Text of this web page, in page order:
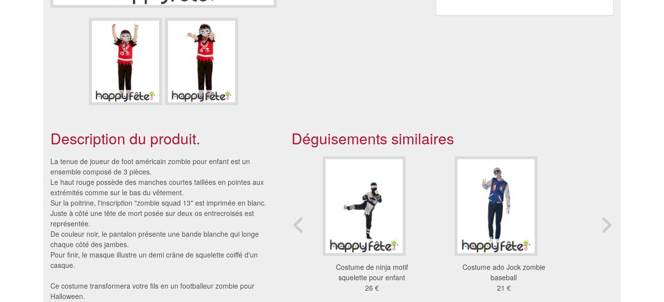
Description du produit.
La tenue de joueur de foot américain zombie pour enfant est un
ensemble composé de 3 pièces.
Le haut rouge possède des manches courtes taillées en pointes aux
extrémités comme sur le bas du vêtement.
Sur la poitrine, l'inscription "zombie squad 13" est imprimée en blanc.
Juste à côté une tête de mort posée sur deux os entrecroisés est
représentée.
De couleur noir, le pantalon présente une bande blanche qui longe
chaque côté des jambes.
Pour finir, le masque illustre un demi crâne de squelette coiffé d'un
casque.
Ce costume transformera votre fils en un footballeur zombie pour
Halloween.
Déguisements similaires
Costume de rocker de la mort
32 €
Costume de ninja motif
squelette pour enfant
26 €
Costume ado Jock zombie
baseball
21 €